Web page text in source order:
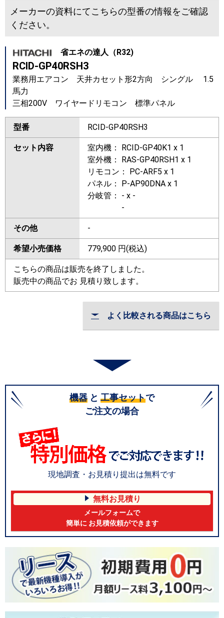
メーカーの資料にてこちらの型番の情報をご確認
ください。
省エネの達人（R32)
RCID-GP40RSH3
業務用エアコン 天井カセット形2方向 シングル 1.5
馬力
三相200V ワイヤードリモコン 標準パネル
型番 RCID-GP40RSH3
セット内容
室内機： RCID-GP40K1 x 1
室外機： RAS-GP40RSH1 x 1
リモコン： PC-ARF5 x 1
パネル： P-AP90DNA x 1
分岐管： - x -
-
その他 -
希望小売価格 779,900 円(税込)
こちらの商品は販売を終了しました。
販売中の商品でお 見積り致します。
よく比較される商品はこちら
機器 と 工事セットで
ご注文の場合
現地調査・お見積り提出は無料です
無料お見積り
メールフォームで
簡単に お見積依頼ができます